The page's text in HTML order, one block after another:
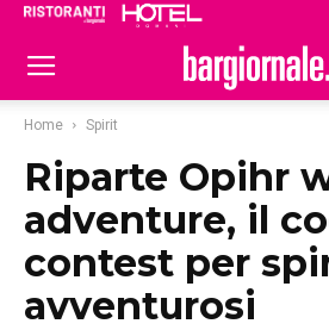
Home Spirit
Riparte Opihr
adventure, il
contest per
avventurosi